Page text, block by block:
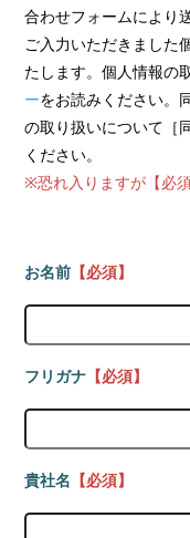
合わせフォームにより
ご入力いただきました
たします。個人情報の
ーをお読みください。
の取り扱いについて［
ください。
※恐れ入りますが【必
お名前 【必須】
フリガナ 【必須】
貴社名 【必須】